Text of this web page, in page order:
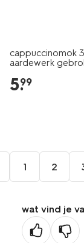
cappuccinomok
aardewerk
5.
99
1 2
wat vind je